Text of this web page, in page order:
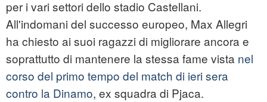
per i vari settori dello stadio Castellani.
All'indomani del successo europeo, Max Allegri
ha chiesto ai suoi ragazzi di migliorare ancora e
soprattutto di mantenere la stessa fame vista nel
corso del primo tempo del match di ieri sera
contro la Dinamo, ex squadra di Pjaca.